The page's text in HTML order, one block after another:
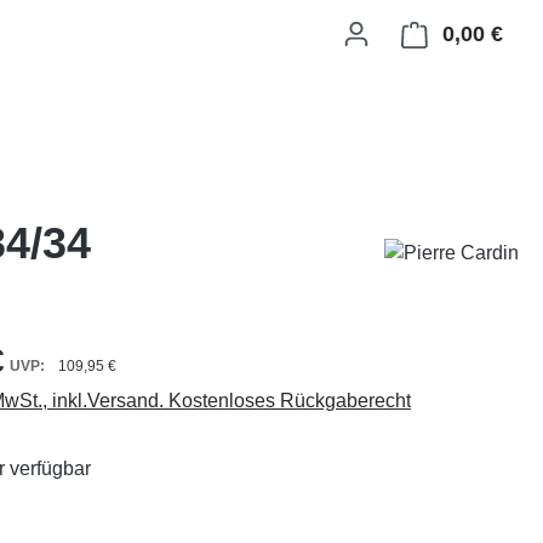
0,00 €
34
109,95 €
inkl.Versand. Kostenloses Rückgaberecht
verfügbar